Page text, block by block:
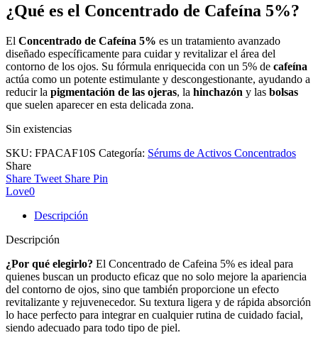
¿Qué es el Concentrado de Cafeína 5%?
El Concentrado de Cafeína 5% es un tratamiento avanzado
diseñado específicamente para cuidar y revitalizar el área del
contorno de los ojos. Su fórmula enriquecida con un 5% de cafeína
actúa como un potente estimulante y descongestionante, ayudando a
reducir la pigmentación de las ojeras, la hinchazón y las bolsas
que suelen aparecer en esta delicada zona.
Sin existencias
SKU: FPACAF10S Categoría: Sérums de Activos Concentrados
Share
Share Tweet Share Pin
Love0
Descripción
Descripción
¿Por qué elegirlo? El Concentrado de Cafeina 5% es ideal para
quienes buscan un producto eficaz que no solo mejore la apariencia
del contorno de ojos, sino que también proporcione un efecto
revitalizante y rejuvenecedor. Su textura ligera y de rápida absorción
lo hace perfecto para integrar en cualquier rutina de cuidado facial,
siendo adecuado para todo tipo de piel.